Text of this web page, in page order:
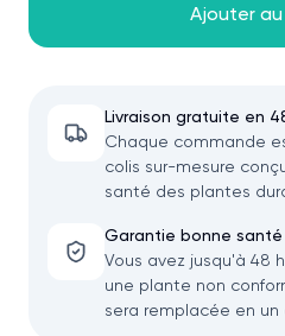
Ajouter
Livraison gratuite en
Chaque commande
colis sur-mesure
santé des plantes
Garantie bonne
Vous avez jusqu'à 48
une plante non
sera remplacée en